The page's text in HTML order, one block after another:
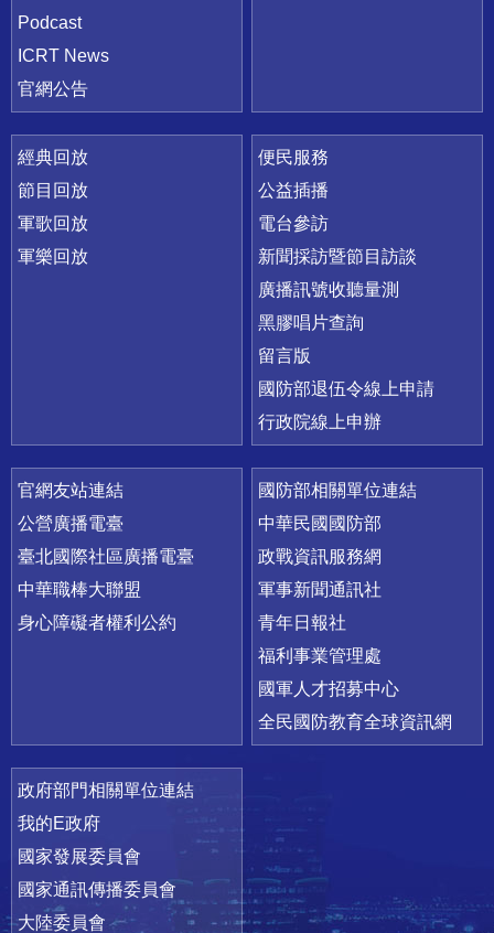
Podcast
ICRT News
官網公告
經典回放
節目回放
軍歌回放
軍樂回放
便民服務
公益插播
電台參訪
新聞採訪暨節目訪談
廣播訊號收聽量測
黑膠唱片查詢
留言版
國防部退伍令線上申請
行政院線上申辦
官網友站連結
公營廣播電臺
臺北國際社區廣播電臺
中華職棒大聯盟
身心障礙者權利公約
國防部相關單位連結
中華民國國防部
政戰資訊服務網
軍事新聞通訊社
青年日報社
福利事業管理處
國軍人才招募中心
全民國防教育全球資訊網
政府部門相關單位連結
我的E政府
國家發展委員會
國家通訊傳播委員會
大陸委員會